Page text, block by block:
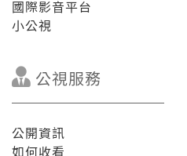
國際影音平台
小公視
公視服務
公開資訊
如何收看